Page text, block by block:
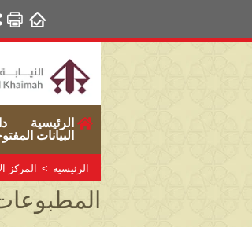
الرئيسية
البيانات
الرئيسية > المركز